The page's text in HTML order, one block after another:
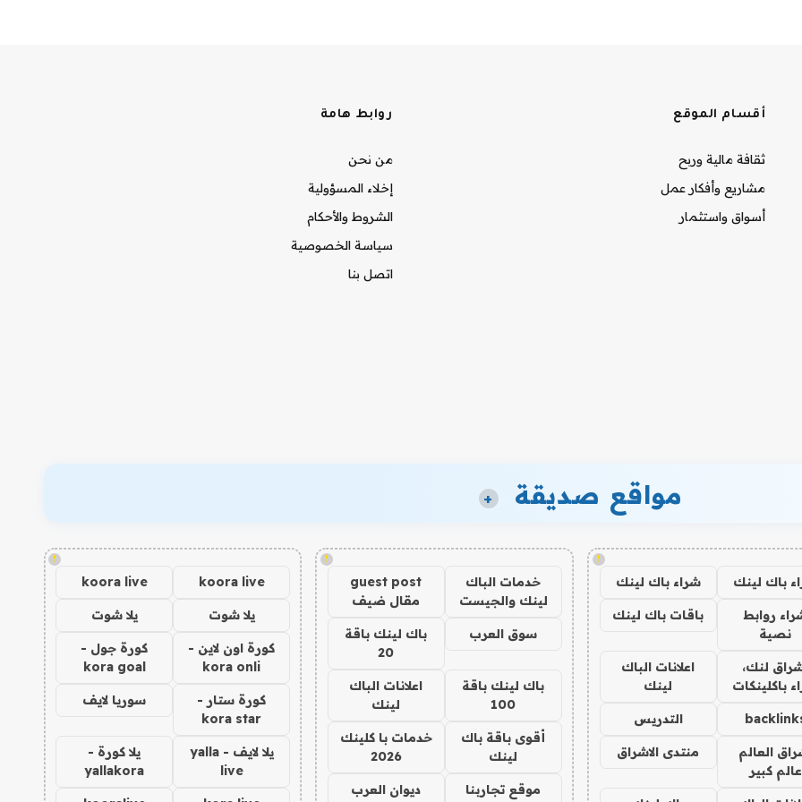
أقسام الموقع
ثقافة مالية وربح
مشاريع وأفكار عمل
أسواق واستثمار
روابط هامة
من نحن
إخلاء المسؤولية
الشروط والأحكام
سياسة الخصوصية
اتصل بنا
مواقع صديقة +
!
باك لينك شراء باك لينك
روابط
نصية
باقات باك لينك
لنك،
باكلينكات
اعلانات الباك
لينك
التدريس
العالم
عالم كبير
منتدى الاشراق
!
خدمات الباك
لينك والجيست
guest post
مقال ضيف
سوق العرب
باك لينك باقة
20
باك لينك باقة
100
اعلانات الباك
لينك
أقوى باقة باك
لينك
خدمات با كلينك
2026
موقع تجاربنا
ديوان العرب
!
koora live
koora live
يلا شوت يلا شوت
كورة اون لاين -
kora onli
كورة جول -
kora goal
كورة ستار -
kora star
سوريا لايف
يلا لايف - yalla
live
يلا كورة -
yallakora